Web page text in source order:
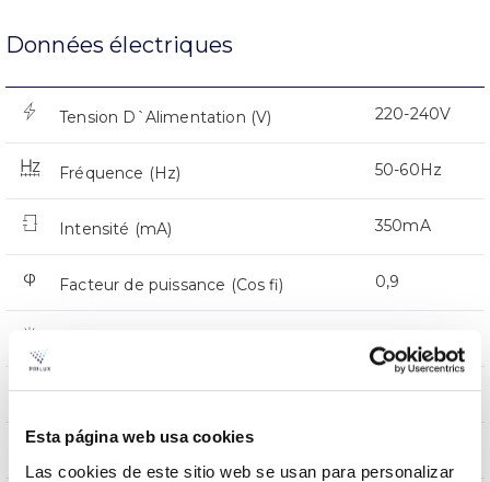
Esta página web usa cookies
Las cookies de este sitio web se usan para personalizar
Données électriques
Tension D`Alimentation (V) 220-240V
Fréquence (Hz) 50-60Hz
Intensité (mA) 350mA
Facteur de puissance (Cos fi) 0,9
Atténuation Oui
Prot. de comm. pour reprogr.